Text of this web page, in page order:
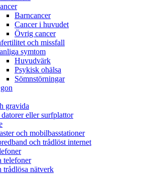
Barncancer
Cancer i huvudet
Övrig cancer
och missfall
symtom
Huvudvärk
Psykisk ohälsa
Sömnstörningar
gravida
eller surfplattor
och mobilbasstationer
och trådlöst internet
telefoner
trådlösa nätverk